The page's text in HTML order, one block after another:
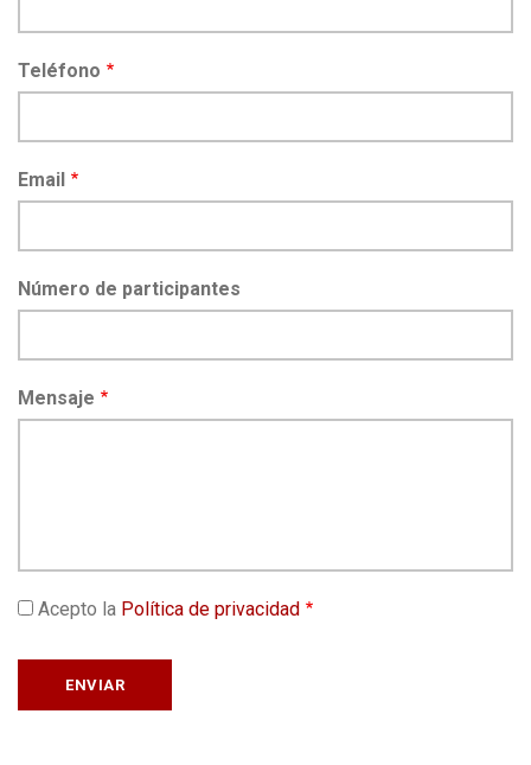
Teléfono
Email
Número de participantes
Mensaje
Acepto la Política de privacidad